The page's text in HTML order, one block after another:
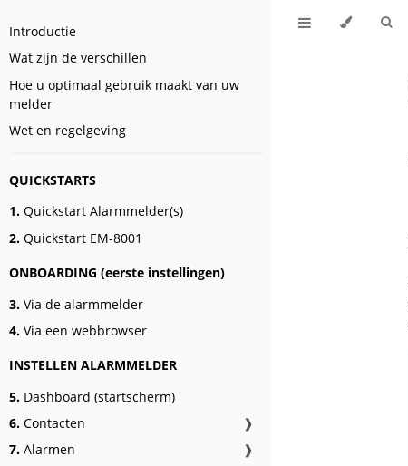
Introductie
Wat zijn de verschillen
Hoe u optimaal gebruik maakt van uw
melder
Wet en regelgeving
QUICKSTARTS
1. Quickstart Alarmmelder(s)
2. Quickstart EM-8001
ONBOARDING (eerste instellingen)
3. Via de alarmmelder
4. Via een webbrowser
INSTELLEN ALARMMELDER
5. Dashboard (startscherm)
6. Contacten
❱
7. Alarmen
❱